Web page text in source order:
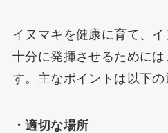
イヌマキを健康に育て、
十分に発揮させるために
す。主なポイントは以下の
・適切な場所